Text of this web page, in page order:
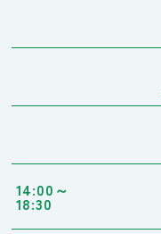
14:00～
18:30